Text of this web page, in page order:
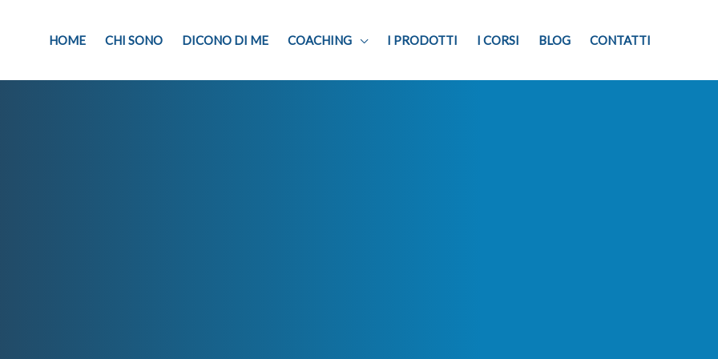
HOME CHI SONO DICONO DI ME COACHING I PRODOTTI I CORSI BLOG CONTATTI